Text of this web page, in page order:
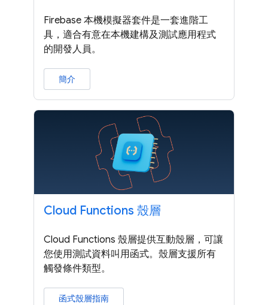
Firebase 本機模擬器套件是一套進階工
具，適合有意在本機建構及測試應用程式
的開發人員。
簡介
Cloud Functions 殼層
Cloud Functions 殼層提供互動殼層，可讓
您使用測試資料叫用函式。殼層支援所有
觸發條件類型。
函式殼層指南